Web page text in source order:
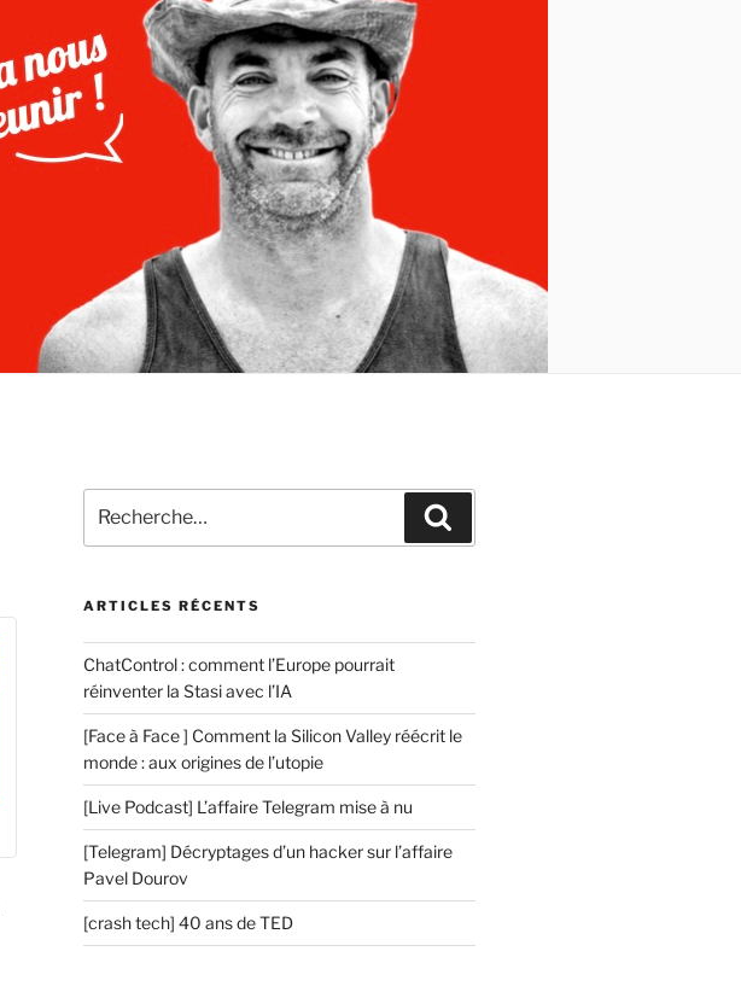
pour
:
ARTICLES RÉCENTS
ChatControl : comment l’Europe pourrait
réinventer la Stasi avec l’IA
[Face à Face ] Comment la Silicon Valley réécrit le
monde : aux origines de l’utopie
[Live Podcast] L’affaire Telegram mise à nu
[Telegram] Décryptages d’un hacker sur l’affaire
Pavel Dourov
[crash tech] 40 ans de TED